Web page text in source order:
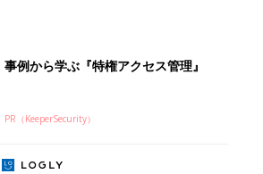
事例から学ぶ『特権アクセス管理』
PR（KeeperSecurity）